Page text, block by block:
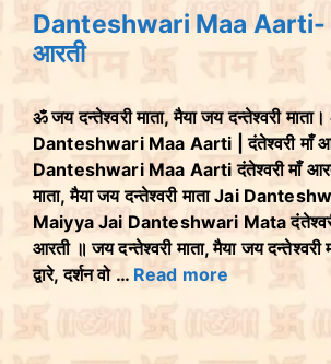
Danteshwari Maa Aarti-
आरती
ॐ जय दन्तेश्वरी माता, मैया जय दन्तेश्वरी
Danteshwari Maa Aarti | दंतेश्वरी माँ
Danteshwari Maa Aarti दंतेश्वरी माँ
माता, मैया जय दन्तेश्वरी माता Jai
Maiyya Jai Danteshwari Mata
आरती ॥ जय दन्तेश्वरी माता, मैया जय
द्वारे, दर्शन वो … Read more